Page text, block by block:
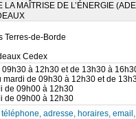
MAÎTRISE DE L’ÉNERGIE
Terres-de-Borde
Cedex
09h30 à 12h30 et de 13h30 à
mardi de 09h30 à 12h30 et de
de 09h00 à 12h30
de 09h00 à 12h30
adresse, horaires,